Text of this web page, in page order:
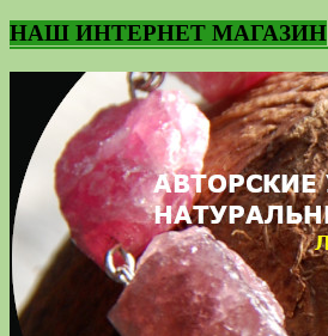
НАШ ИНТЕРНЕТ МАГАЗИН